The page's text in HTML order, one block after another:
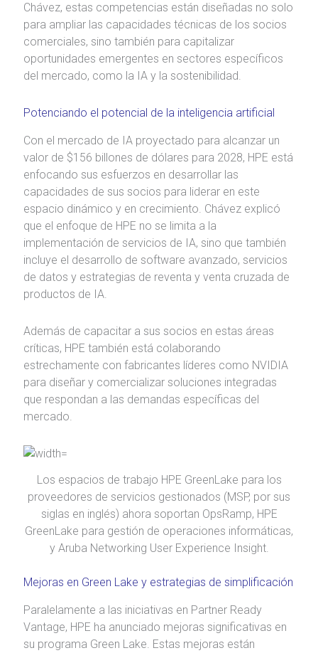
Chávez, estas competencias están diseñadas no solo
para ampliar las capacidades técnicas de los socios
comerciales, sino también para capitalizar
oportunidades emergentes en sectores específicos
del mercado, como la IA y la sostenibilidad.
Potenciando el potencial de la inteligencia artificial
Con el mercado de IA proyectado para alcanzar un
valor de $156 billones de dólares para 2028, HPE está
enfocando sus esfuerzos en desarrollar las
capacidades de sus socios para liderar en este
espacio dinámico y en crecimiento. Chávez explicó
que el enfoque de HPE no se limita a la
implementación de servicios de IA, sino que también
incluye el desarrollo de software avanzado, servicios
de datos y estrategias de reventa y venta cruzada de
productos de IA.
Además de capacitar a sus socios en estas áreas
críticas, HPE también está colaborando
estrechamente con fabricantes líderes como NVIDIA
para diseñar y comercializar soluciones integradas
que respondan a las demandas específicas del
mercado.
Los espacios de trabajo HPE GreenLake para los
proveedores de servicios gestionados (MSP, por sus
siglas en inglés) ahora soportan OpsRamp, HPE
GreenLake para gestión de operaciones informáticas,
y Aruba Networking User Experience Insight.
Mejoras en Green Lake y estrategias de simplificación
Paralelamente a las iniciativas en Partner Ready
Vantage, HPE ha anunciado mejoras significativas en
su programa Green Lake. Estas mejoras están